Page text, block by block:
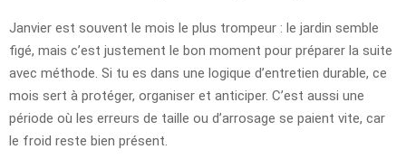
Janvier est souvent le mois le plus trompeur : le jardin semble
figé, mais c’est justement le bon moment pour préparer la suite
avec méthode. Si tu es dans une logique d’entretien durable, ce
mois sert à protéger, organiser et anticiper. C’est aussi une
période où les erreurs de taille ou d’arrosage se paient vite, car
le froid reste bien présent.